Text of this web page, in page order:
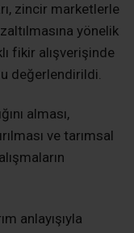
zincir marketlerle
yönelik
fikir alışverişinde
değerlendirildi.
alması,
ve tarımsal